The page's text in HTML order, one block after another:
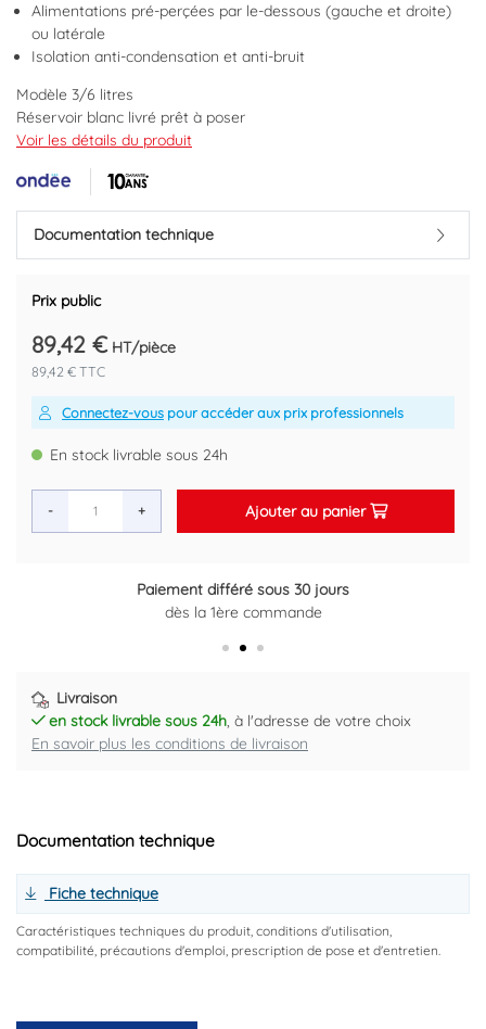
Alimentations pré-perçées par le-dessous (gauche et droite)
ou latérale
Isolation anti-condensation et anti-bruit
Modèle 3/6 litres
Réservoir blanc livré prêt à poser
Adaptable sur toutes cuvettes : fixations réglables en largeur et
Cuve en matériau de synthèse recyclable et anti-UV
Isolation anti-condensation de la cuve
Robinet flotteur silencieux NF classe acoustique 1
Alimentation latérale droite ou gauche
Mécanisme NF
Livré avec appui dorsal.
Marque : ONDEE
Code EAN : 3383956600003
Voir les détails du produit
Documentation technique
Prix public
89,42 € HT/pièce
89,42 € TTC
Connectez-vous pour accéder aux prix professionnels
En stock livrable sous 24h
- + Ajouter au panier
Paiement différé sous 30 jours
dès la 1ère commande
Retour gratuit sous 14 jours
Plus d'informations ici
Livraison
en stock livrable sous 24h, à l'adresse de votre choix
En savoir plus les conditions de livraison
Documentation technique
Fiche technique
Caractéristiques techniques du produit, conditions d'utilisation,
compatibilité, précautions d'emploi, prescription de pose et d'entretien.